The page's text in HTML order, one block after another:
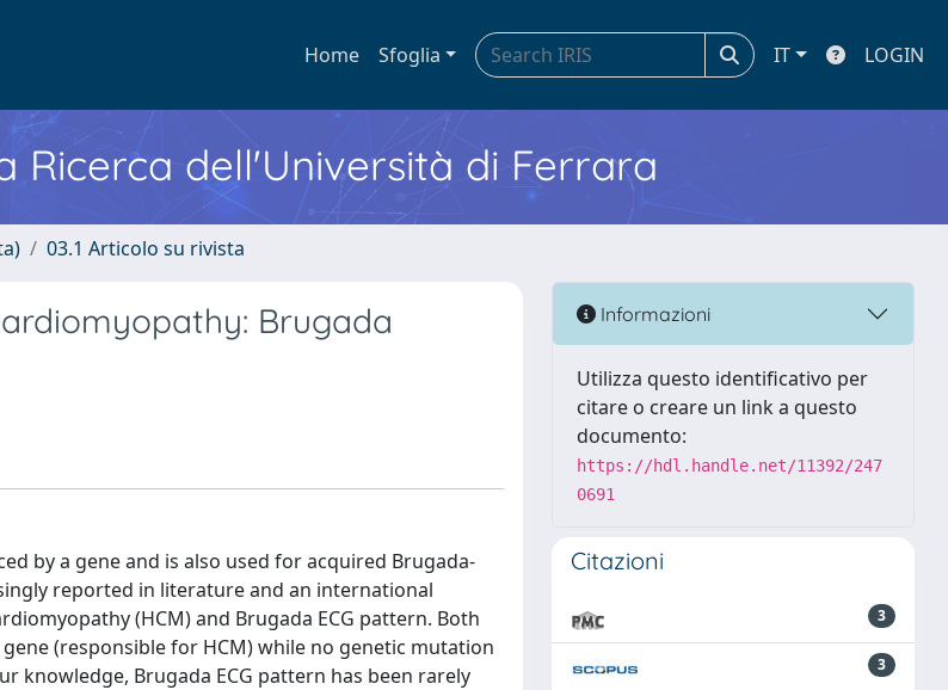
Home Sfoglia IT LOGIN
Ricerca dell'Università di Ferrara
03.1 Articolo su rivista
Brugada
by a gene and is also used for acquired Brugada-
reported in literature and an international
(HCM) and Brugada ECG pattern. Both
(responsible for HCM) while no genetic mutation
knowledge, Brugada ECG pattern has been rarely
Informazioni
Utilizza questo identificativo per
citare o creare un link a questo
documento:
https://hdl.handle.net/11392/247
0691
Citazioni
3
3